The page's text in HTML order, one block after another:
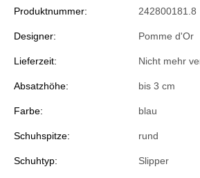
Produktnummer: 242800181.8
Designer: Pomme d'Or
Lieferzeit: Nicht mehr
Absatzhöhe: bis 3 cm
Farbe: blau
Schuhspitze: rund
Schuhtyp: Slipper